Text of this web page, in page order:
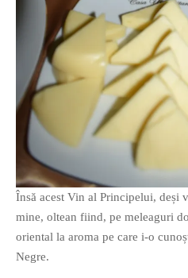
Însă acest Vin al Principelui, deși
mine, oltean fiind, pe meleaguri
oriental la aroma pe care i-o
Negre.